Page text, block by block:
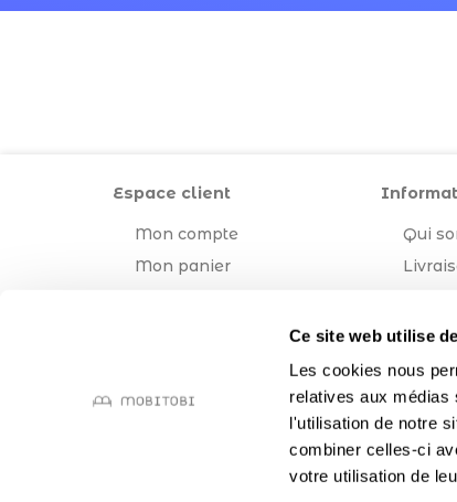
Ce site web utilise
Les cookies nous
relatives aux médias
l'utilisation de notre
combiner celles-ci
votre utilisation de
Espace client
Mon compte
Mon panier
Qui
CGV